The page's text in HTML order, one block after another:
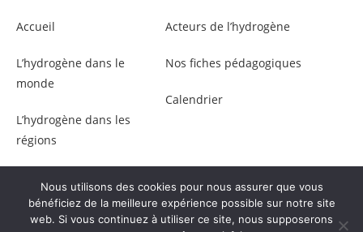
Accueil
L’hydrogène dans le
monde
L’hydrogène dans les
régions
Acteurs de l’hydrogène
Nos fiches pédagogiques
Calendrier
© Copyright –Communicaweb 2026
Nous utilisons des cookies pour nous assurer que vous
bénéficiez de la meilleure expérience possible sur notre site
web. Si vous continuez à utiliser ce site, nous supposerons